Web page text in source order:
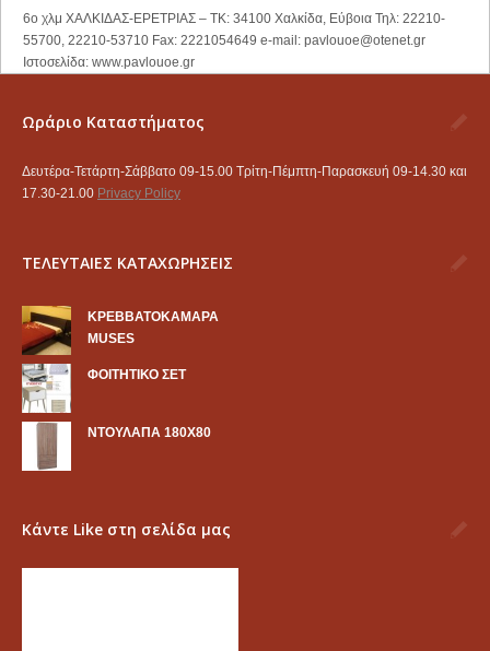
6ο χλμ ΧΑΛΚΙΔΑΣ-ΕΡΕΤΡΙΑΣ – ΤΚ: 34100 Χαλκίδα, Εύβοια Τηλ: 22210-
55700, 22210-53710 Fax: 2221054649 e-mail: pavlouoe@otenet.gr
Ιστοσελίδα: www.pavlouoe.gr
Ωράριο Καταστήματος
Δευτέρα-Τετάρτη-Σάββατο 09-15.00 Τρίτη-Πέμπτη-Παρασκευή 09-14.30 και
17.30-21.00 Privacy Policy
ΤΕΛΕΥΤΑΙΕΣ ΚΑΤΑΧΩΡΗΣΕΙΣ
KΡΕΒΒΑΤΟΚΑΜΑΡΑ
MUSES
ΦΟΙΤΗΤΙΚΟ ΣΕΤ
ΝΤΟΥΛΑΠΑ 180Χ80
Κάντε Like στη σελίδα μας